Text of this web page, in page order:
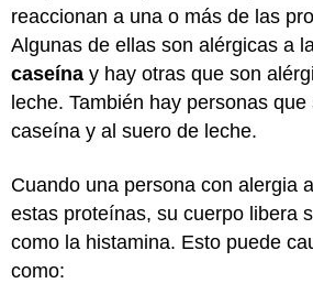
reaccionan a una o más de las
Algunas de ellas son alérgicas a
caseína y hay otras que son
leche. También hay personas
caseína y al suero de leche.
Cuando una persona con alergia
estas proteínas, su cuerpo libera
como la histamina. Esto puede
como: